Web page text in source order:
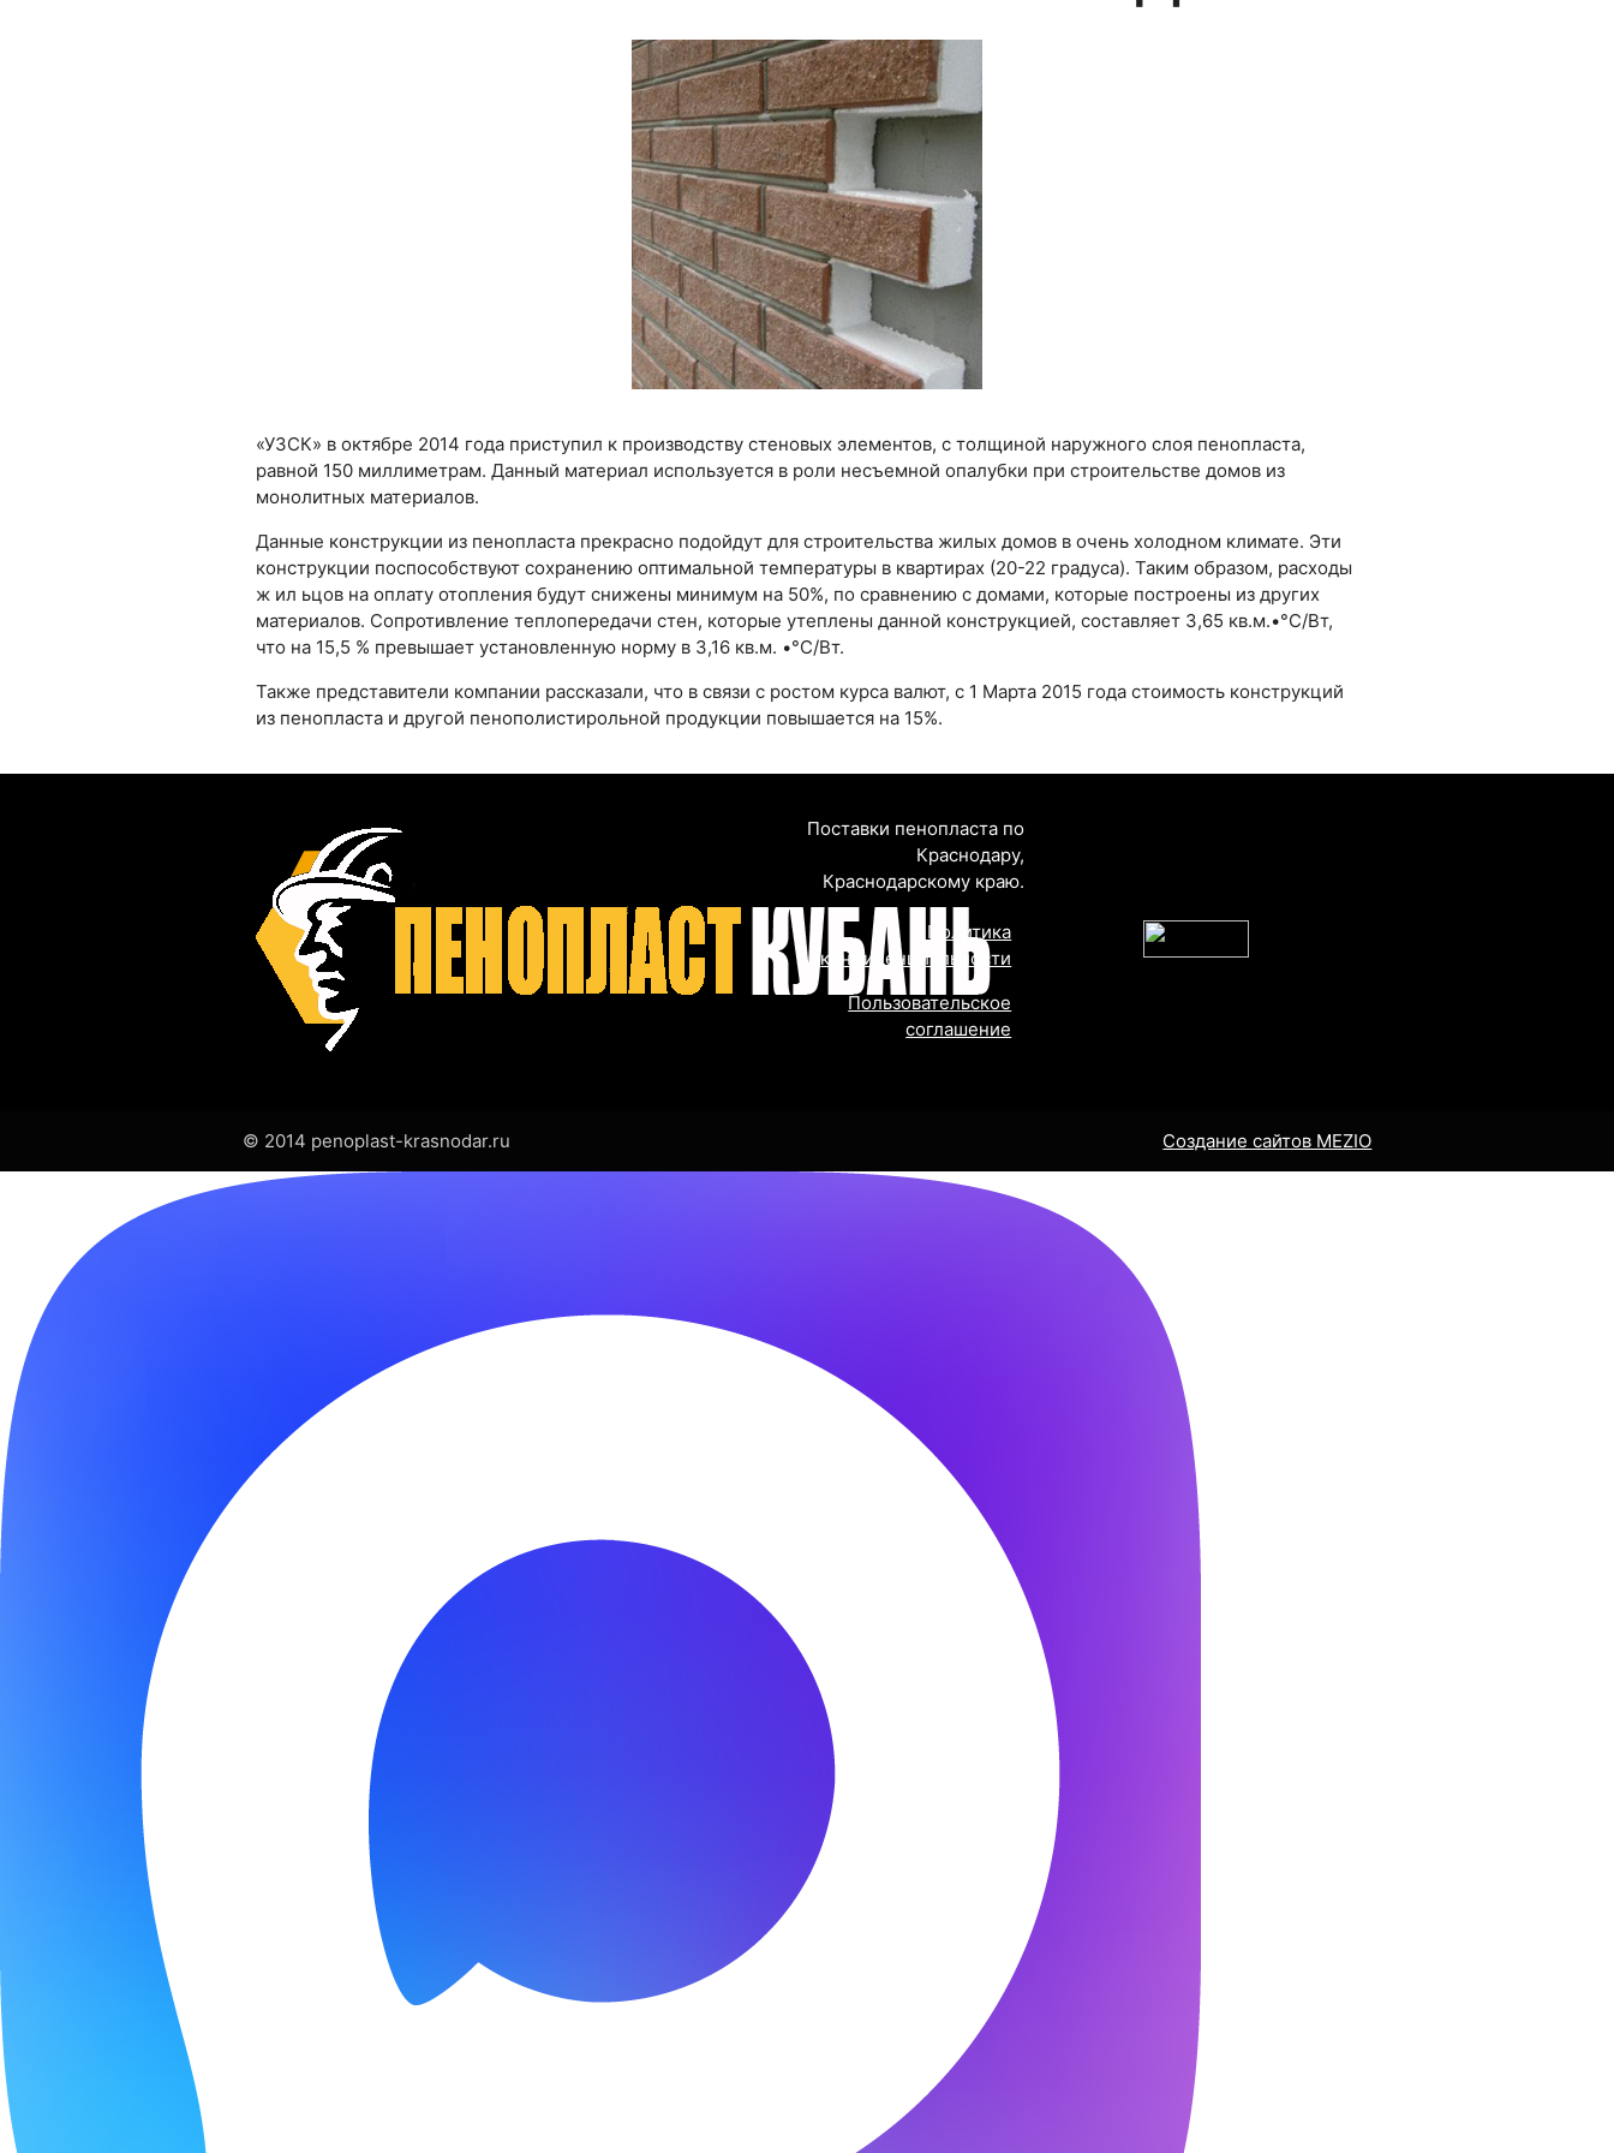
«УЗСК» в октябре 2014 года приступил к производству стеновых элементов, с толщиной наружного слоя пенопласта,
равной 150 миллиметрам. Данный материал используется в роли несъемной опалубки при строительстве домов из
монолитных материалов.
Данные конструкции из пенопласта прекрасно подойдут для строительства жилых домов в очень холодном климате. Эти
конструкции поспособствуют сохранению оптимальной температуры в квартирах (20-22 градуса). Таким образом, расходы
ж ил ьцов на оплату отопления будут снижены минимум на 50%, по сравнению с домами, которые построены из других
материалов. Сопротивление теплопередачи стен, которые утеплены данной конструкцией, составляет 3,65 кв.м.•°C/Вт,
что на 15,5 % превышает установленную норму в 3,16 кв.м. •°C/Вт.
Также представители компании рассказали, что в связи с ростом курса валют, с 1 Марта 2015 года стоимость конструкций
из пенопласта и другой пенополистирольной продукции повышается на 15%.
Поставки пенопласта по
Краснодару,
Краснодарскому краю.
Политика
конфиденциальности
Пользовательское
соглашение
© 2014 penoplast-krasnodar.ru Создание сайтов MEZIO